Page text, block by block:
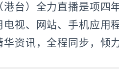
台）全力直播是项四
视、网站、手机应用
资讯，全程同步，倾